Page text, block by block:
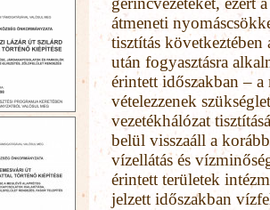
átmeneti
tisztítás
után fogyasztásra
érintett időszakban –
vételezzenek
vezetékhálózat
belül visszaáll a
vízellátás és
érintett területek
jelzett időszakban